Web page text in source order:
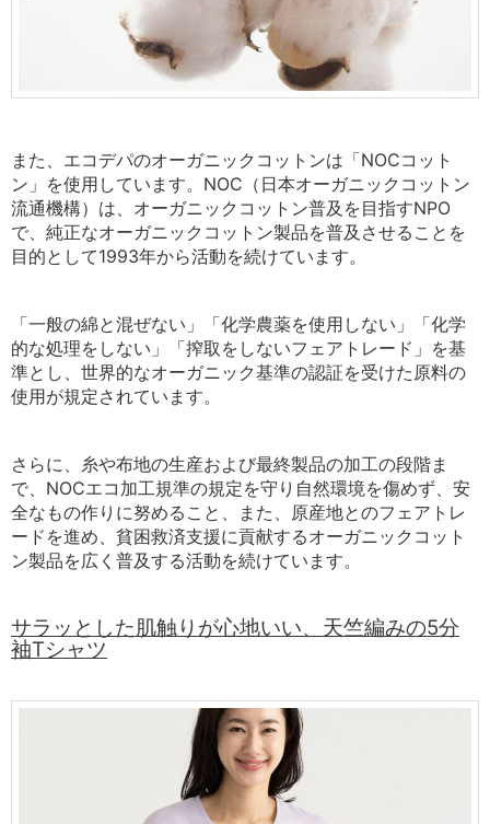
また、エコデパのオーガニックコットンは「NOCコット
ン」を使用しています。NOC（日本オーガニックコットン
流通機構）は、オーガニックコットン普及を目指すNPO
で、 純正なオーガニックコットン製品を普及させることを
目的として1993年から活動を続けています。
「一般の綿と混ぜない」「化学農薬を使用しない」「化学
的な処理をしない」「搾取をしないフェアトレード」を基
準とし、世界的なオーガニック基準の認証を受けた原料の
使用が規定されています。
さらに、糸や布地の生産および最終製品の加工の段階ま
で、 NOCエコ加工規準の規定を守り自然環境を傷めず、安
全なもの作りに努めること、また、原産地とのフェアトレ
ードを進め、貧困救済支援に貢献するオーガニックコット
ン製品を広く普及する活動を続けています。
サラッとした肌触りが心地いい、天竺編みの5分
袖Tシャツ